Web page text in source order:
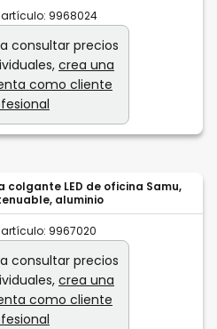
artículo: 9968024
consultar precios
crea una
como cliente
colgante LED de oficina Samu,
aluminio
artículo: 9967020
consultar precios
crea una
como cliente